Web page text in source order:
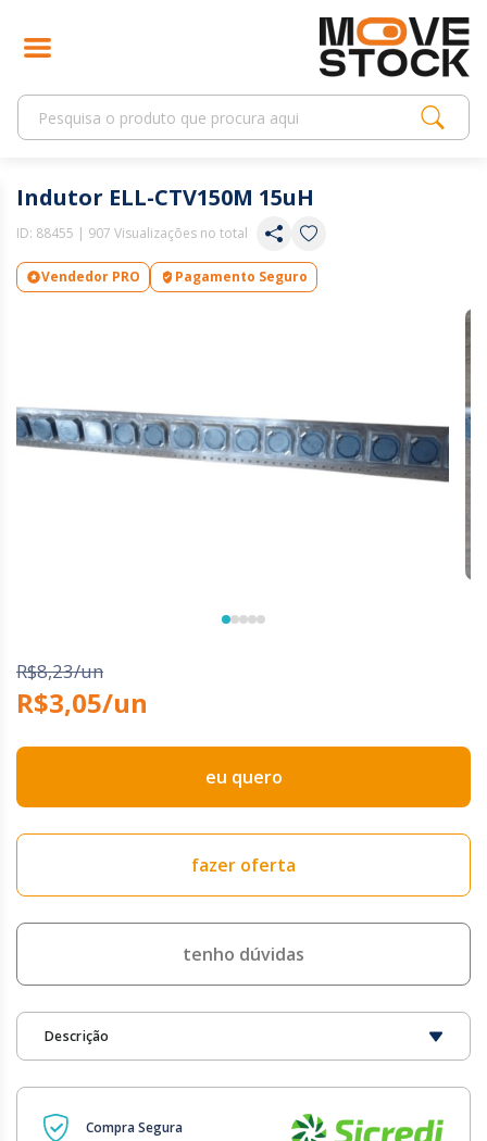
Indutor ELL-CTV150M 15uH
ID: 88455 | 907 Visualizações no total
Vendedor PRO Pagamento Seguro
R$8,23/un
R$3,05/un
eu quero
fazer oferta
tenho dúvidas
Descrição
Compra Segura